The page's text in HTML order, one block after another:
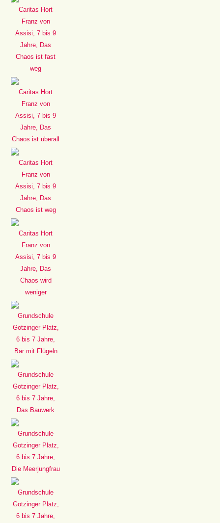
Caritas Hort
Franz von
Assisi, 7 bis 9
Jahre, Das
Chaos ist fast
weg
Caritas Hort
Franz von
Assisi, 7 bis 9
Jahre, Das
Chaos ist überall
Caritas Hort
Franz von
Assisi, 7 bis 9
Jahre, Das
Chaos ist weg
Caritas Hort
Franz von
Assisi, 7 bis 9
Jahre, Das
Chaos wird
weniger
Grundschule
Gotzinger Platz,
6 bis 7 Jahre,
Bär mit Flügeln
Grundschule
Gotzinger Platz,
6 bis 7 Jahre,
Das Bauwerk
Grundschule
Gotzinger Platz,
6 bis 7 Jahre,
Die Meerjungfrau
Grundschule
Gotzinger Platz,
6 bis 7 Jahre,